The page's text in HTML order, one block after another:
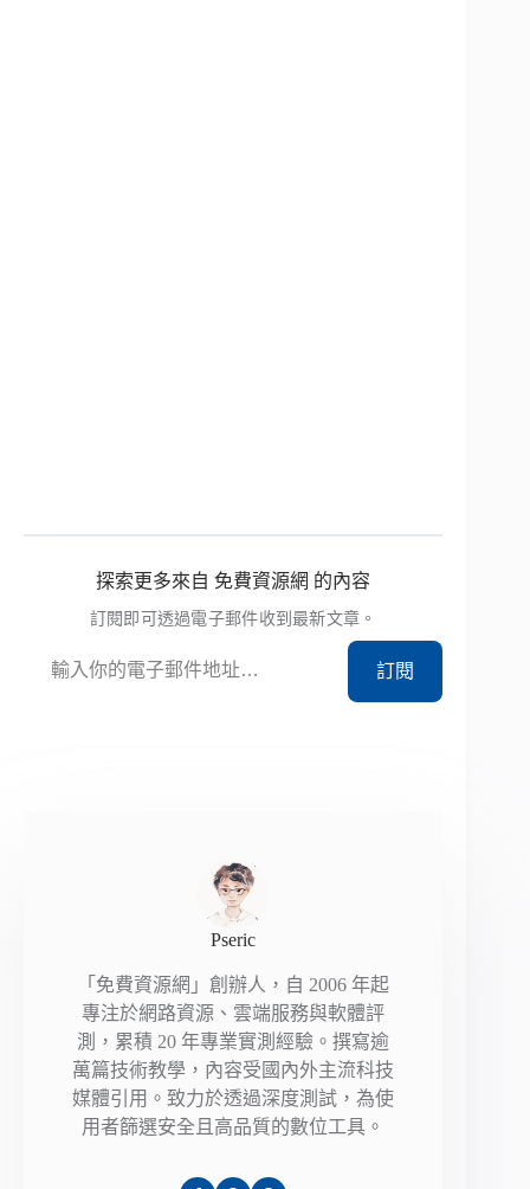
探索更多來自 免費資源網 的內容
訂閱即可透過電子郵件收到最新文章。
訂閱
Pseric
「免費資源網」創辦人，自 2006 年起
專注於網路資源、雲端服務與軟體評
測，累積 20 年專業實測經驗。撰寫逾
萬篇技術教學，內容受國內外主流科技
媒體引用。致力於透過深度測試，為使
用者篩選安全且高品質的數位工具。